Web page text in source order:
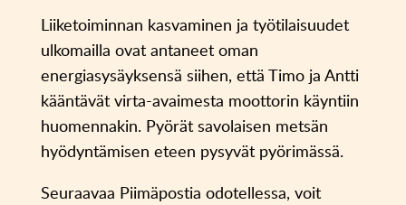
Liiketoiminnan kasvaminen ja työtilaisuudet
ulkomailla ovat antaneet oman
energiasysäyksensä siihen, että Timo ja Antti
kääntävät virta-avaimesta moottorin käyntiin
huomennakin. Pyörät savolaisen metsän
hyödyntämisen eteen pysyvät pyörimässä.
Seuraavaa Piimäpostia odotellessa, voit